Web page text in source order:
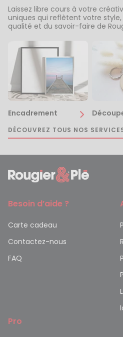
Laissez libre cours à votre
uniques qui reflètent votre
qualité et du savoir-faire de
Encadrement
DÉCOUVREZ TOUS NOS
Besoin d’aide ?
Carte cadeau
Contactez-nous
FAQ
Pro